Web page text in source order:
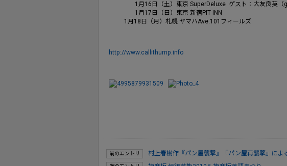
1月16日（土）東京 SuperDeluxe ゲスト：大友良英（g
1月17日（日）東京 新宿PIT INN
1月18日（月）札幌 ヤマハAve.101フィールズ
http://www.callithump.info
前のエントリ 村上春樹作『パン屋襲撃』『パン屋再襲撃』によ